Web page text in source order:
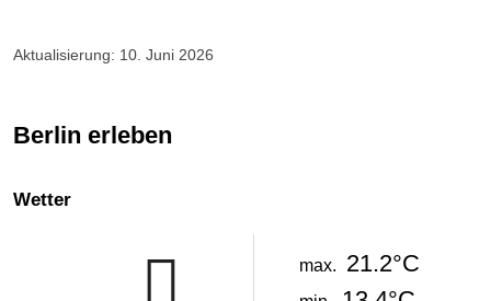
Aktualisierung: 10. Juni 2026
Berlin erleben
Wetter
max. 21.2°C